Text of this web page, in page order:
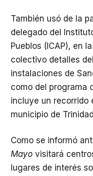
También usó de la
delegado del
Pueblos (ICAP), en
colectivo detalles
instalaciones de
como del programa
incluye un recorrido
municipio de
Como se informó
Mayo visitará
lugares de interés